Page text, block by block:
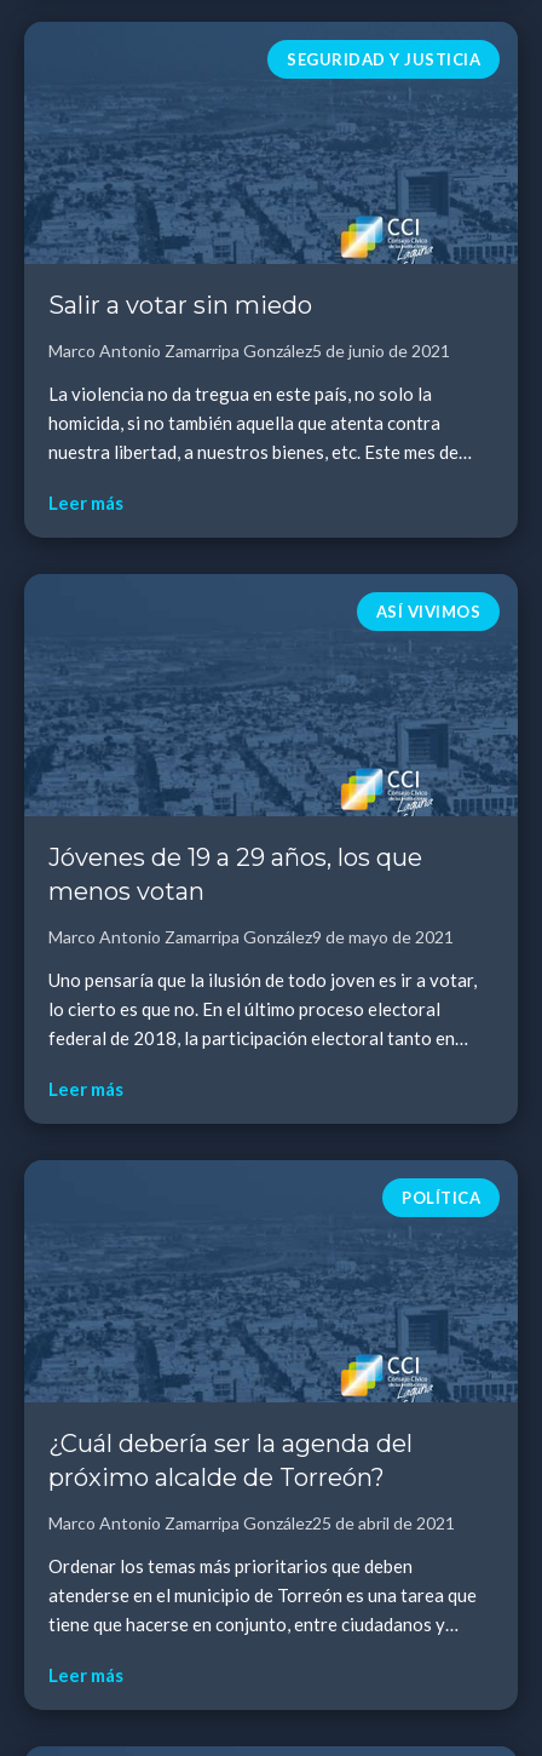
SEGURIDAD Y JUSTICIA
Salir a votar sin miedo
Marco Antonio Zamarripa González5 de junio de 2021
La violencia no da tregua en este país, no solo la
homicida, si no también aquella que atenta contra
nuestra libertad, a nuestros bienes, etc. Este mes de
Leer más
ASÍ VIVIMOS
Jóvenes de 19 a 29 años, los que
menos votan
Marco Antonio Zamarripa González9 de mayo de 2021
Uno pensaría que la ilusión de todo joven es ir a votar,
lo cierto es que no. En el último proceso electoral
federal de 2018, la participación electoral tanto en
Leer más
POLÍTICA
¿Cuál debería ser la agenda del
próximo alcalde de Torreón?
Marco Antonio Zamarripa González25 de abril de 2021
Ordenar los temas más prioritarios que deben
atenderse en el municipio de Torreón es una tarea que
tiene que hacerse en conjunto, entre ciudadanos y
Leer más